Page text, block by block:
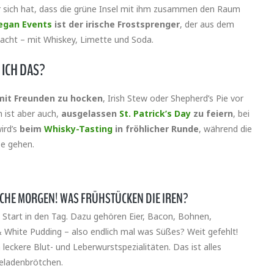
hat, dass die grüne Insel mit ihm zusammen den Raum
Events ist der irische Frostsprenger, der aus dem
– mit Whiskey, Limette und Soda.
DAS?
Freunden zu hocken, Irish Stew oder Shepherd’s Pie vor
ist aber auch, ausgelassen St. Patrick’s Day zu feiern, bei
beim Whisky-Tasting in fröhlicher Runde, während die
gehen.
MORGEN! WAS FRÜHSTÜCKEN DIE IREN?
in den Tag. Dazu gehören Eier, Bacon, Bohnen,
Pudding – also endlich mal was Süßes? Weit gefehlt!
Blut- und Leberwurstspezialitäten. Das ist alles